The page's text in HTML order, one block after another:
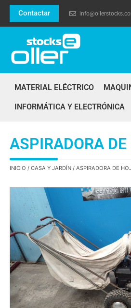
Contactar
MATERIAL ELÉCTRICO
INFORMÁTICA Y ELECTRÓNICA
ASPIRADORA
INICIO / CASA Y JARDÍN / ASPIRADORA DE